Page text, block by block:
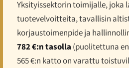
Yksityissektorin toimijalle, joka
tuotevelvoitteita, tavallisin
korjaustoimenpide ja
782 €:n tasolla (puolitettuna
565 €:n katto on varattu